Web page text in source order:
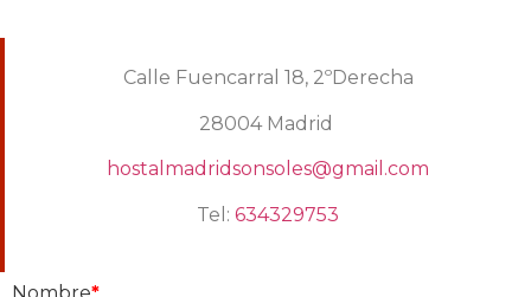
Calle Fuencarral 18, 2ºDerecha
28004 Madrid
hostalmadridsonsoles@gmail.com
Tel: 634329753